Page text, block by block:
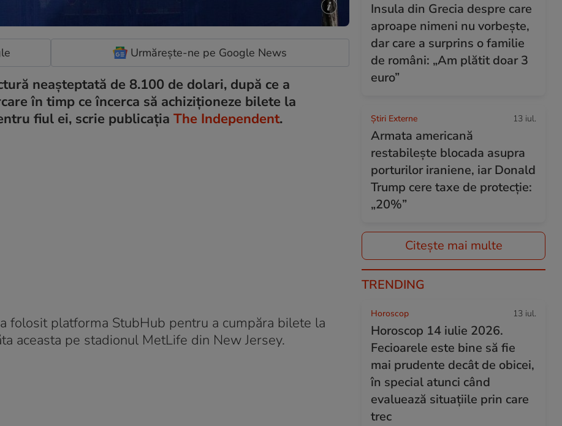
Urmărește-ne pe Google News
neașteptată de 8.100 de dolari, după ce a
în timp ce încerca să achiziționeze bilete la
fiul ei, scrie publicația The Independent.
folosit platforma StubHub pentru a cumpăra bilete la
aceasta pe stadionul MetLife din New Jersey.
Insula din Grecia despre care
aproape nimeni nu vorbește,
dar care a surprins o familie
de români: „Am plătit doar 3
euro”
Știri Externe 13 iul.
Armata americană
restabilește blocada asupra
porturilor iraniene, iar Donald
Trump cere taxe de protecție:
„20%”
Citește mai multe
TRENDING
Horoscop 13 iul.
Horoscop 14 iulie 2026.
Fecioarele este bine să fie
mai prudente decât de obicei,
în special atunci când
evaluează situațiile prin care
trec